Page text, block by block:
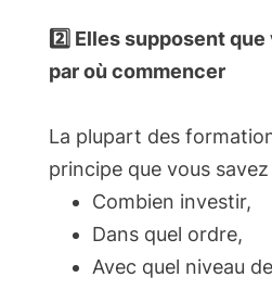
2️⃣ Elles supposent
par où commencer
La plupart des
principe que vous savez
Combien investir,
Dans quel ordre,
Avec quel niveau